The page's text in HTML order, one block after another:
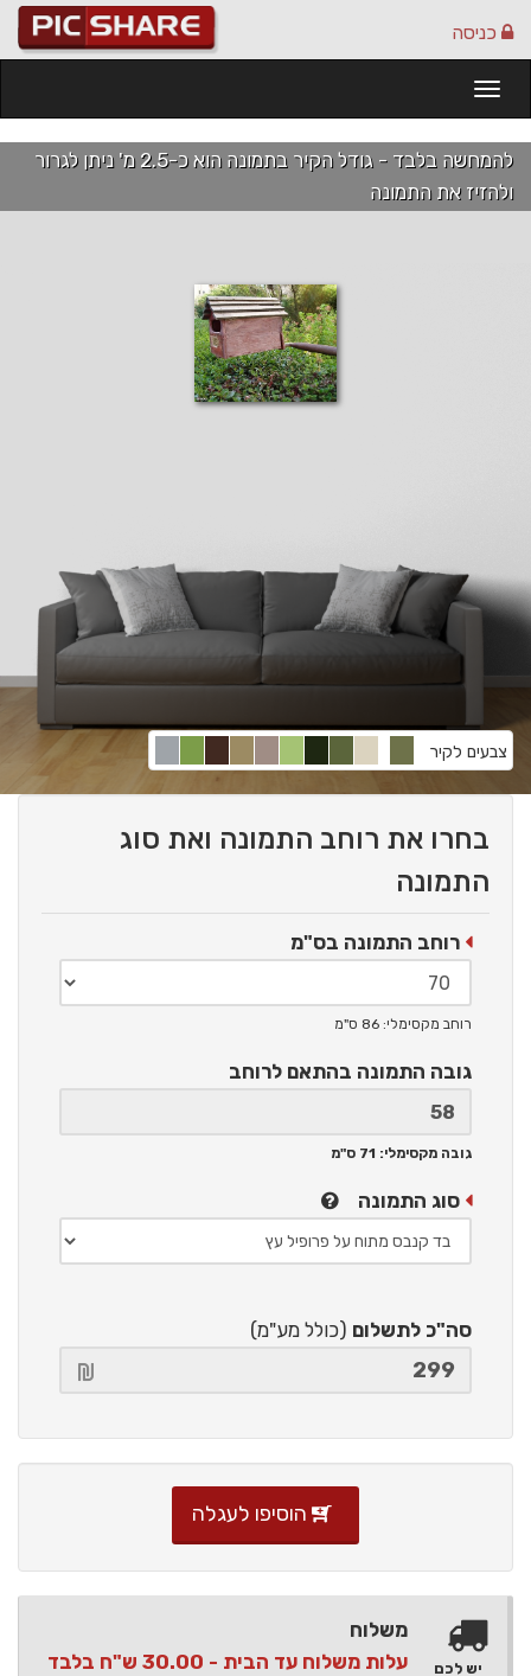
כניסה
להמחשה בלבד - גודל הקיר בתמונה הוא כ-2.5 מ' ניתן לגרור
ולהזיז את התמונה
צבעים לקיר
בחרו את רוחב התמונה ואת סוג
התמונה
רוחב התמונה בס"מ
רוחב מקסימלי: 86 ס"מ
גובה התמונה בהתאם לרוחב
גובה מקסימלי: 71 ס"מ
סוג התמונה
סה"כ לתשלום (כולל מע"מ)
הוסיפו לעגלה
משלוח
עלות משלוח עד הבית - 30.00 ש"ח בלבד
יש לכם